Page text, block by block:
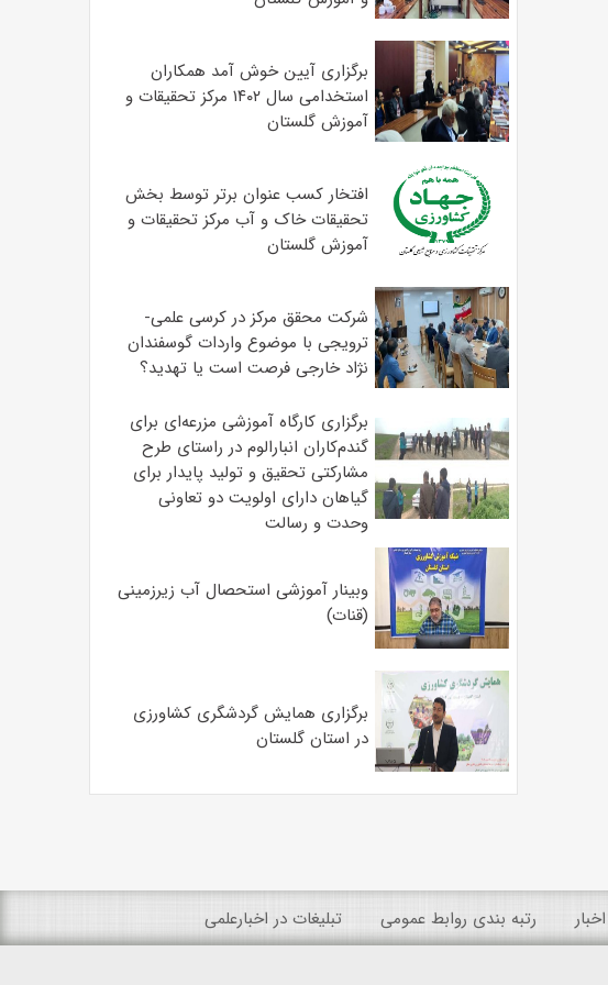
برگزاری آیین خوش آمد همکاران
استخدامی سال ۱۴۰۲ مرکز تحقیقات و
آموزش گلستان
افتخار کسب عنوان برتر توسط بخش
تحقیقات خاک و آب مرکز تحقیقات و
آموزش گلستان
شرکت محقق مرکز در کرسی علمی-
ترویجی با موضوع واردات گوسفندان
نژاد خارجی فرصت است یا تهدید؟
برگزاری کارگاه آموزشی مزرعه‌ای برای
گندم‌کاران انبارالوم در راستای طرح
مشارکتی تحقیق و تولید پایدار برای
گیاهان دارای اولویت دو تعاونی
وحدت و رسالت
وبینار آموزشی استحصال آب زیرزمینی
(قنات)
برگزاری همایش گردشگری کشاورزی
در استان گلستان
رتبه بندی روابط عمومی تبلیغات در اخبارعلمی